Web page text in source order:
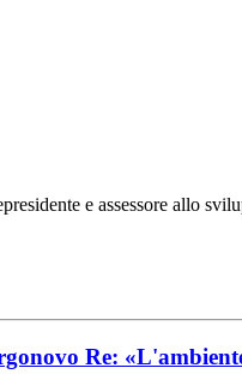
e assessore allo
Re: